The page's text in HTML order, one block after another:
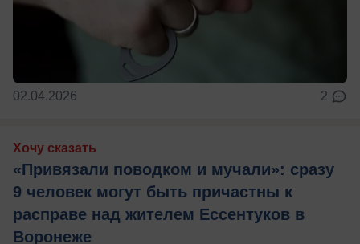
02.04.2026 2
Хочу сказать
«Привязали поводком и мучали»: сразу
9 человек могут быть причастны к
расправе над жителем Ессентуков в
Воронеже